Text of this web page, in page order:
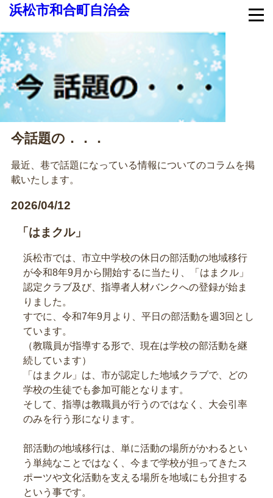
浜松市和合町自治会
今話題の．．．
最近、巷で話題になっている情報についてのコラムを掲
載いたします。
2026/04/12
「はまクル」
浜松市では、市立中学校の休日の部活動の地域移行
が令和8年9月から開始するに当たり、「はまクル」
認定クラブ及び、指導者人材バンクへの登録が始ま
りました。
すでに、令和7年9月より、平日の部活動を週3回とし
ています。
（教職員が指導する形で、現在は学校の部活動を継
続しています）
「はまクル」は、市が認定した地域クラブで、どの
学校の生徒でも参加可能となります。
そして、指導は教職員が行うのではなく、大会引率
のみを行う形になります。
部活動の地域移行は、単に活動の場所がかわるとい
う単純なことではなく、今まで学校が担ってきたス
ポーツや文化活動を支える場所を地域にも分担する
という事です。